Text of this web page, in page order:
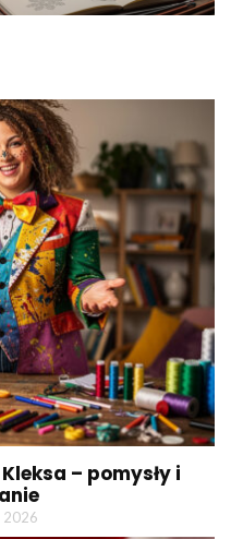
– pomysły i
2026